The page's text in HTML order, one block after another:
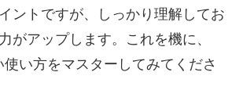
ントですが、しっかり理解してお
がアップします。これを機に、
使い方をマスターしてみてくださ